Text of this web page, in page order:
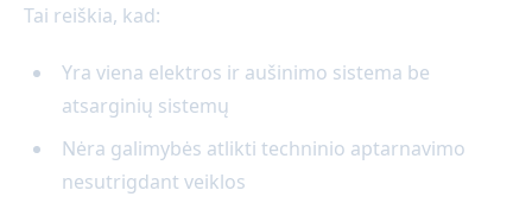
Tai reiškia, kad:
Yra viena elektros ir aušinimo sistema be
atsarginių sistemų
Nėra galimybės atlikti techninio aptarnavimo
nesutrigdant veiklos